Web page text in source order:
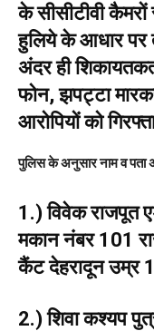
के सीसीटीवी कैमरों
हुलिये के आधार
अंदर ही
फोन, झपट्टा
आरोपियों को
पुलिस के अनुसार नाम व पता
1.) विवेक राजपूत
मकान नंबर 101
कैंट देहरादून उम्र
2.) शिवा कश्यप